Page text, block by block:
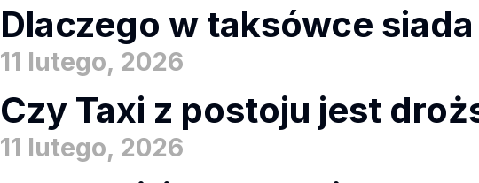
Dlaczego w taksówce siada
11 lutego, 2026
Czy Taxi z postoju jest
11 lutego, 2026